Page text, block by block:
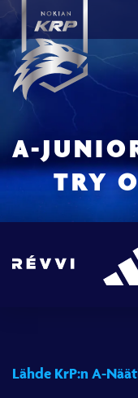
A-
TRY
Lähde KrP:n A-